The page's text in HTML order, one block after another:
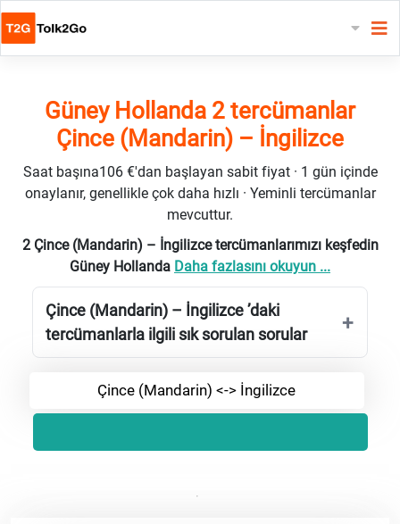
Güney Hollanda 2 tercümanlar
Çince (Mandarin) – İngilizce
Saat başına106 €'dan başlayan sabit fiyat · 1 gün içinde
onaylanır, genellikle çok daha hızlı · Yeminli tercümanlar
mevcuttur.
2 Çince (Mandarin) – İngilizce tercümanlarımızı keşfedin
Güney Hollanda Daha fazlasını okuyun ...
Çince (Mandarin) – İngilizce ’daki
tercümanlarla ilgili sık sorulan sorular
Çince (Mandarin) <-> İngilizce